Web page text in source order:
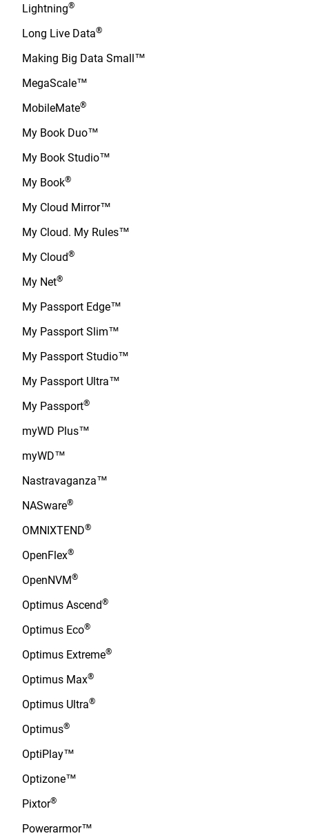
Lightning®
Long Live Data®
Making Big Data Small™
MegaScale™
MobileMate®
My Book Duo™
My Book Studio™
My Book®
My Cloud Mirror™
My Cloud. My Rules™
My Cloud®
My Net®
My Passport Edge™
My Passport Slim™
My Passport Studio™
My Passport Ultra™
My Passport®
myWD Plus™
myWD™
Nastravaganza™
NASware®
OMNIXTEND®
OpenFlex®
OpenNVM®
Optimus Ascend®
Optimus Eco®
Optimus Extreme®
Optimus Max®
Optimus Ultra®
Optimus®
OptiPlay™
Optizone™
Pixtor®
Powerarmor™